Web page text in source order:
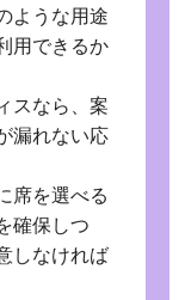
ような用途
用できるか
スなら、案
漏れない応
席を選べる
確保しつ
しなければ